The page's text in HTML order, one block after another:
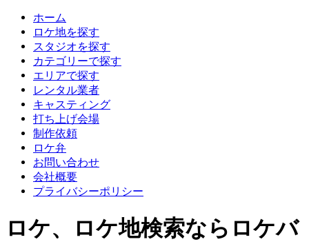
ホーム
ロケ地を探す
スタジオを探す
カテゴリーで探す
エリアで探す
レンタル業者
キャスティング
打ち上げ会場
制作依頼
ロケ弁
お問い合わせ
会社概要
プライバシーポリシー
ロケ、ロケ地検索ならロケバ